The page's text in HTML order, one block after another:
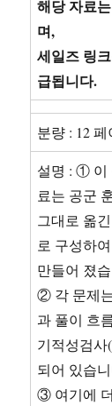
해당 자료
며,
세일즈 링
급됩니다.
분량 : 12
설명 : ① 이
료는 공군
그대로 옮
로 구성하
만들어 졌
② 각 문제
과 풀이 흐
기적성검사
되어 있습
③ 여기에